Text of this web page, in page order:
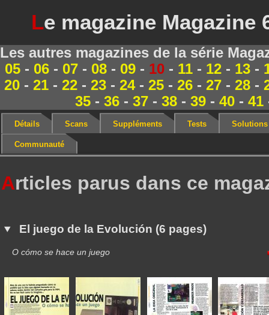
Le magazine Magazine
Les autres magazines de la série
05- 06- 07- 08- 09- 10- 11- 12- 13-
20 - 21 - 22 - 23 - 24- 25 - 26 - 27 - 28 -
35- 36- 37- 38- 39- 40- 41
Détails Scans Suppléments Tests Solutions
Communauté
Articles parus dans ce
El juego de la Evolución (6 pages)
O cómo se hace un juego